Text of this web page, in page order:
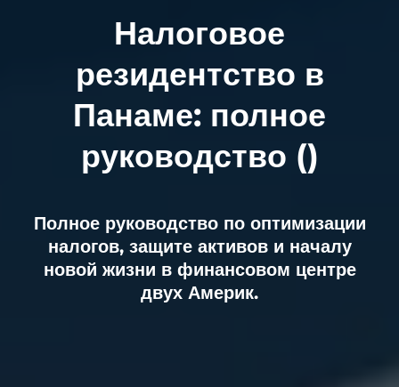
Налоговое
резидентство в
Панаме: полное
руководство ()
Полное руководство по оптимизации
налогов, защите активов и началу
новой жизни в финансовом центре
двух Америк.